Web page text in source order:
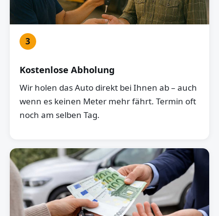
3
Kostenlose Abholung
Wir holen das Auto direkt bei Ihnen ab – auch
wenn es keinen Meter mehr fährt. Termin oft
noch am selben Tag.